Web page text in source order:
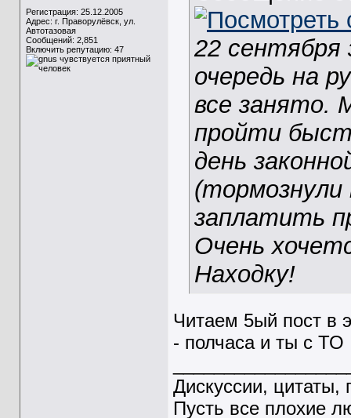
Регистрация: 25.12.2005
Адрес: г. Праворулёвск, ул.
Автотазовая
Сообщений: 2,851
Включить репутацию: 47
22 сентября
очередь на
все занято.
пройти
день
(тормознули
заплатить
Очень
Находку!
Читаем 5ый пост в
- полчаса и ты с ТО
Дискуссии, цитаты,
Пусть все плохие